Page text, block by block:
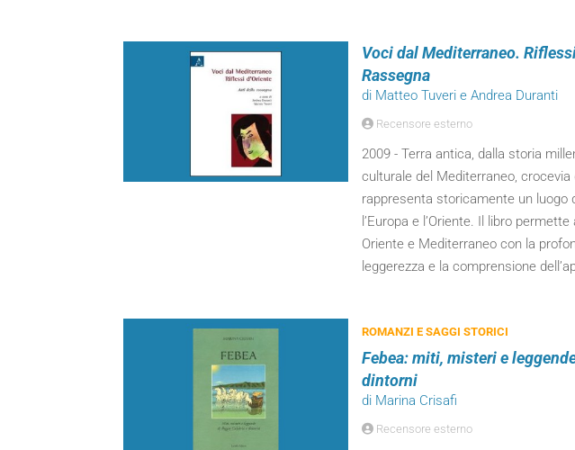
Voci dal Mediterraneo.
Rassegna
di Matteo Tuveri e Andrea Duranti
Recensore esterno
2009 - Terra antica, dalla storia
culturale del Mediterraneo, crocevia
rappresenta storicamente un luogo
l’Europa e l’Oriente. Il libro
Oriente e Mediterraneo con la
leggerezza e la comprensione
ROMANZI E SAGGI STORICI
Febea: miti, misteri e
dintorni
di Marina Crisafi
Recensore esterno